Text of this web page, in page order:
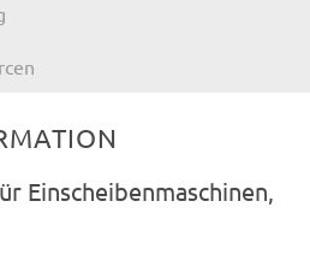
Einscheibenmaschinen,